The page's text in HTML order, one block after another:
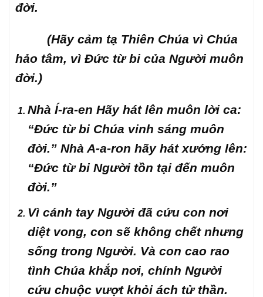
đời.
(Hãy cảm tạ Thiên Chúa vì Chúa
hảo tâm, vì Đức từ bi của Người muôn
đời.)
Nhà Í-ra-en Hãy hát lên muôn lời ca:
“Đức từ bi Chúa vinh sáng muôn
đời.” Nhà A-a-ron hãy hát xướng lên:
“Đức từ bi Người tồn tại đến muôn
đời.”
Vì cánh tay Người đã cứu con nơi
diệt vong, con sẽ không chết nhưng
sống trong Người. Và con cao rao
tình Chúa khắp nơi, chính Người
cứu chuộc vượt khỏi ách tử thần.